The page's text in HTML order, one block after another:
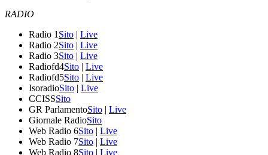
RADIO
Radio 1 Sito | Live
Radio 2Sito | Live
Radio 3Sito | Live
Radiofd4Sito | Live
Radiofd5Sito | Live
IsoradioSito | Live
CCISSSito
GR ParlamentoSito | Live
Giornale RadioSito
Web Radio 6Sito | Live
Web Radio 7Sito | Live
Web Radio 8Sito | Live